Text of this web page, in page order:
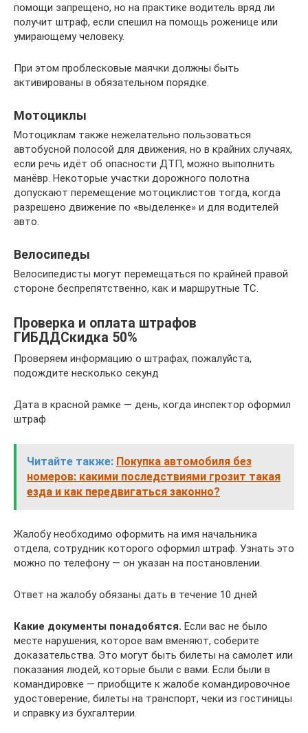
помощи запрещено, но на практике водитель вряд ли
получит штраф, если спешил на помощь роженице или
умирающему человеку.
При этом проблесковые маячки должны быть
активированы в обязательном порядке.
Мотоциклы
Мотоциклам также нежелательно пользоваться
автобусной полосой для движения, но в крайних случаях,
если речь идёт об опасности ДТП, можно выполнить
манёвр. Некоторые участки дорожного полотна
допускают перемещение мотоциклистов тогда, когда
разрешено движение по «выделенке» и для водителей
авто.
Велосипеды
Велосипедисты могут перемещаться по крайней правой
стороне беспрепятственно, как и маршрутные ТС.
Проверка и оплата штрафов
ГИБДДСкидка 50%
Проверяем информацию о штрафах, пожалуйста,
подождите несколько секунд
Дата в красной рамке — день, когда инспектор оформил
штраф
Читайте также: Покупка автомобиля без
номеров: какими последствиями грозит такая
езда и как передвигаться законно?
Жалобу необходимо оформить на имя начальника
отдела, сотрудник которого оформил штраф. Узнать это
можно по телефону — он указан на постановлении.
Ответ на жалобу обязаны дать в течение 10 дней
Какие документы понадобятся. Если вас не было
месте нарушения, которое вам вменяют, соберите
доказательства. Это могут быть билеты на самолет или
показания людей, которые были с вами. Если были в
командировке — приобщите к жалобе командировочное
удостоверение, билеты на транспорт, чеки из гостиницы
и справку из бухгалтерии.